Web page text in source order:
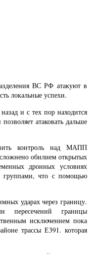
ВС РФ атакуют в
локальные успехи.
и с тех пор находится
атаковать дальше
контроль над МАПП
обилием открытых
дронных условиях
группами, что с помощью
ударах через границу.
пересечений границы
исключением пока
трассы Е391. которая